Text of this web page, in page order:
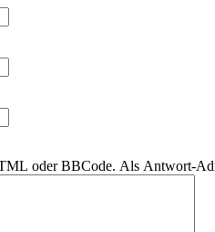
oder BBCode. Als Antwort-